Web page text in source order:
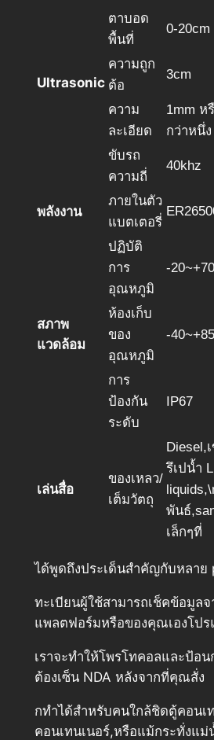
Ultrasonic
ตาบอด
พื้นที่
0-20cm
ความถูก
ต้อ
3cm
ความ
ละเอียด
1mm ห
กว่าหนึ่ง
ขับรถ
ความถี่
40khz
พลังงาน
ภายในตัว
แบตเตอรี่
สภาพ
แวดล้อม
ปฏิบัติ
การ
อุณหภูมิ
-
ห้องเก็บ
ของ
อุณหภูมิ
-
การ
ป้องกัน
ระดับ
IP67
เล่นสื่อ
ของเหลว/
เต็มวัตถุ
Diesel,
รึเปน้ำ
พันธ์
เล็กๆที่
ได้พูดถึงประเด็นสำคัญกับหลาย
ทะเบียนผู้ใช้สามารถเช็คข้อมูล
แพลตฟอร์มหรือของคุณเองโปร
เราจะทำให้โพรโทคอลและป้อน
ต้องเซ็น NDA หลังจากที่คุณสั่ง
กทำได้สำหรับคนใกล้ชิดตู้คอนเ
คอนเทนเนอร์,หรือแม้กระทั่งแ